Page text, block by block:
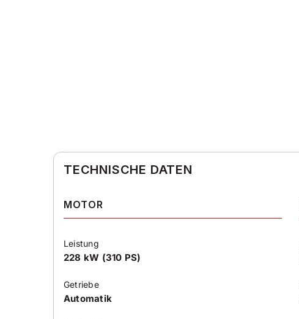
TECHNISCHE DATEN
MOTOR
Leistung
228 kW (310 PS)
Getriebe
Automatik